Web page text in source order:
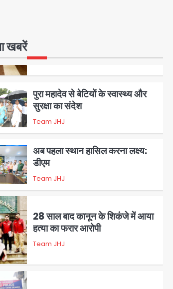
खबरें
पुरा महादेव से बेटियों के स्वास्थ्य और
सुरक्षा का संदेश
Team JHJ
अब पहला स्थान हासिल करना लक्ष्य:
डीएम
Team JHJ
28 साल बाद कानून के शिकंजे में आया
हत्या का फरार आरोपी
Team JHJ